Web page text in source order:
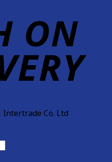
Intertrade Co. Ltd